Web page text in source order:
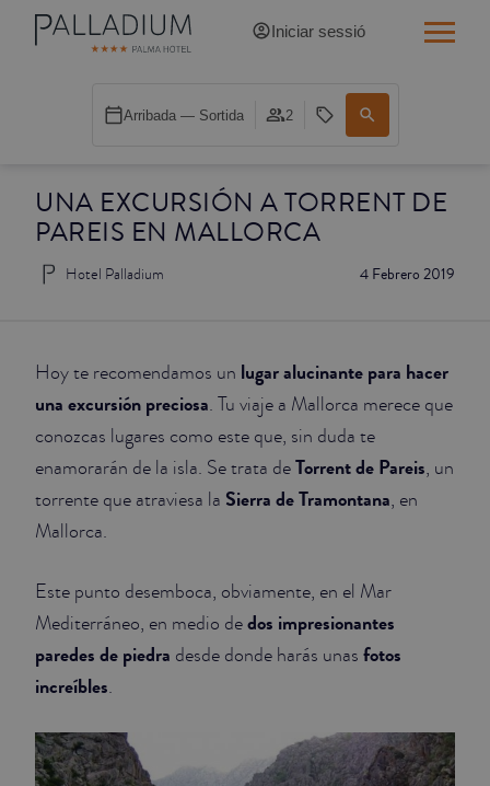
UNA EXCURSIÓN A TORRENT DE
PAREIS EN MALLORCA
4 Febrero 2019
Hotel Palladium
Hoy te recomendamos un lugar alucinante para hacer
una excursión preciosa. Tu viaje a Mallorca merece que
conozcas lugares como este que, sin duda te
enamorarán de la isla. Se trata deTorrent de Pareis, un
torrente que atraviesa la Sierra de Tramontana, en
Mallorca.
Este punto desemboca, obviamente, en el Mar
Mediterráneo, en medio dedos impresionantes
paredes de piedra desde donde harás unas fotos
increíbles.
Iniciar sessió
Arribada — Sortida 2
INDIVIDUAL BALCÓ CATEDRAL
DOBLE WHITE
DOBLE INN CATEDRAL
SUPERIOR
JUNIOR SUITES
SUITE